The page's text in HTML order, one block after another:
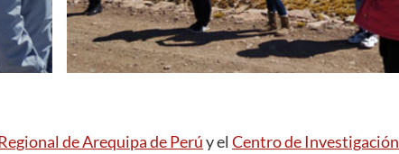
de Arequipa de Perúy el Centro de Investigación